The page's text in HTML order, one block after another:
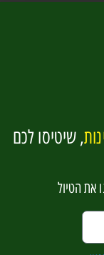
, שיטיסו לכם
את הטיול